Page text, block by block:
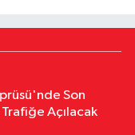
Son
Trafiğe Açılacak